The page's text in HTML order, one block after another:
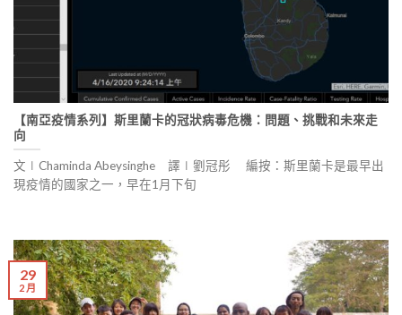
【南亞疫情系列】斯里蘭卡的冠狀病毒危機：問題、挑戰和未來走
向
文∣Chaminda Abeysinghe 譯∣劉冠彤 編按：斯里蘭卡是最早出
現疫情的國家之一，早在1月下旬
29
2 月